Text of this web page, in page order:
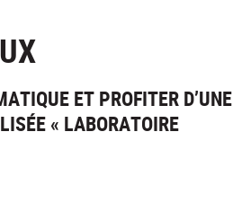
ET PROFITER D’UNE
« LABORATOIRE